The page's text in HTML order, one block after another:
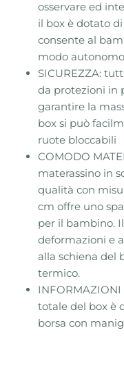
osservare ed
il box è dotato
consente al
modo
SICUREZZA:
da protezioni in
garantire la
box si può
ruote bloccabili
COMODO
materassino in
qualità con
cm offre uno
per il bambino.
deformazioni e
alla schiena del
termico.
INFORMAZIONI
totale del box è
borsa con